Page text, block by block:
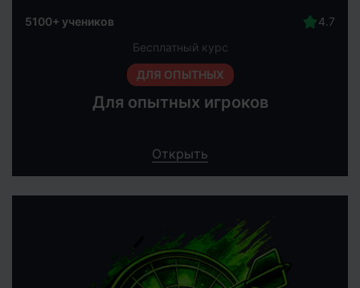
5100+ учеников
Бесплатный курс
ДЛЯ ОПЫТНЫХ
Для опытных игроков
Открыть